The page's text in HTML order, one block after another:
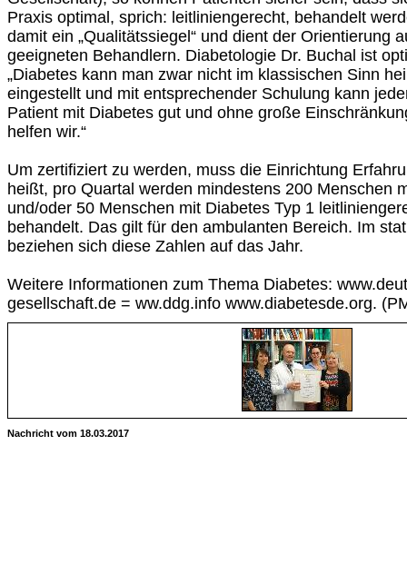
Praxis optimal, sprich: leitliniengerecht, behandelt
damit ein „Qualitätssiegel“ und dient der Orientierung
geeigneten Behandlern. Diabetologie Dr. Buchal ist
„Diabetes kann man zwar nicht im klassischen Sinn
eingestellt und mit entsprechender Schulung kann
Patient mit Diabetes gut und ohne große
helfen wir.“
Um zertifiziert zu werden, muss die Einrichtung
heißt, pro Quartal werden mindestens 200 Menschen
und/oder 50 Menschen mit Diabetes Typ 1
behandelt. Das gilt für den ambulanten Bereich. Im
beziehen sich diese Zahlen auf das Jahr.
Weitere Informationen zum Thema Diabetes:
gesellschaft.de = ww.ddg.info www.diabetesde.org.
Nachricht vom 18.03.2017